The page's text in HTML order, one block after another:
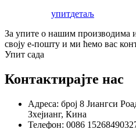
упитдетаљ
За упите о нашим производима
своју е-пошту и ми ћемо вас
Упит сада
Контактирајте нас
Адреса: број 8 Јиангси
Зхејианг, Кина
Телефон: 0086